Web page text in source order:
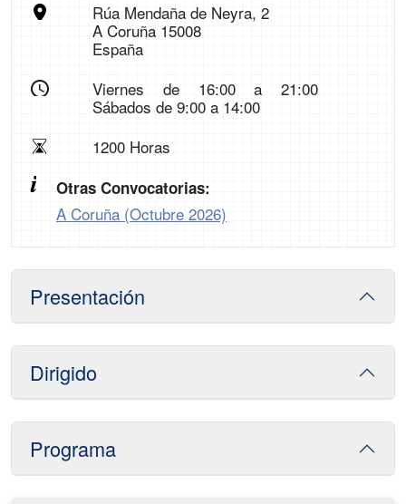
Rúa Mendaña de Neyra, 2
A Coruña 15008
España
Viernes de 16:00 a 21:00
Sábados de 9:00 a 14:00
1200 Horas
Otras Convocatorias:
A Coruña (Octubre 2026)
Presentación
Dirigido
Programa